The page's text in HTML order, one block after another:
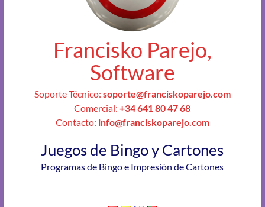
Francisko Parejo,
Software
Soporte Técnico: soporte@franciskoparejo.com
Comercial:+34 641 80 47 68
Contacto: info@franciskoparejo.com
Juegos de Bingo y Cartones
Programas de Bingo e Impresión de Cartones